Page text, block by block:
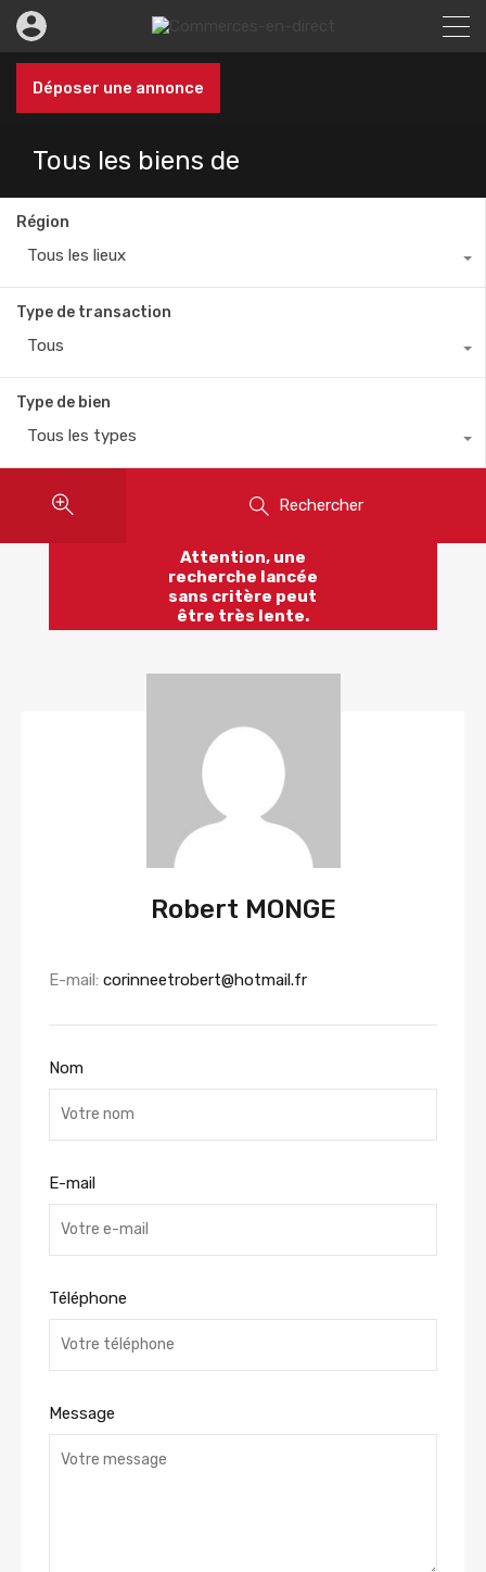
Déposer une annonce
Tous les biens de
Région
Tous les lieux
Type de transaction
Tous
Type de bien
Tous les types
Rechercher
Attention, une
recherche lancée
sans critère peut
être très lente.
Robert MONGE
E-mail: corinneetrobert@hotmail.fr
Nom
E-mail
Téléphone
Message